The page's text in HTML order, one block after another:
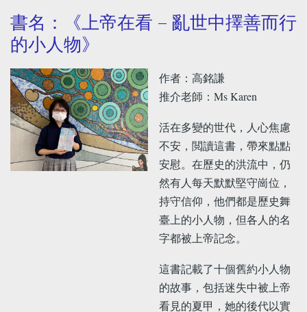
書名：《上帝在看 – 亂世中擇善而行
的小人物》
作者：高銘謙
推介老師：Ms Karen
活在多變的世代，人心焦慮
不安，閲讀這書，帶來點點
安慰。在歷史的洪流中，仍
然有人每天默默堅守崗位，
持守信仰，他們都是歷史舞
臺上的小人物，但各人的名
字都被上帝記念。
這書記載了十個舊約小人物
的故事，包括迷失中被上帝
看見的夏甲，她的後代以實